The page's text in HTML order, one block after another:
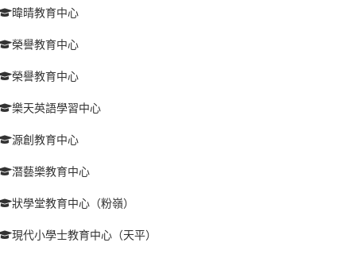
暐晴教育中心
榮譽教育中心
榮譽教育中心
樂天英語學習中心
源創教育中心
潛藝樂教育中心
狀學堂教育中心（粉嶺）
現代小學士教育中心（天平）